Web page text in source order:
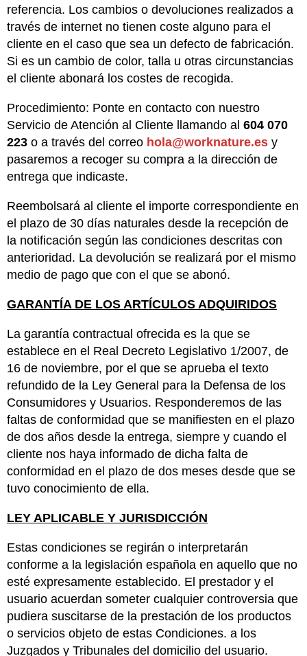
referencia. Los cambios o devoluciones realizados a
través de internet no tienen coste alguno para el
cliente en el caso que sea un defecto de fabricación.
Si es un cambio de color, talla u otras circunstancias
el cliente abonará los costes de recogida.
Procedimiento: Ponte en contacto con nuestro
Servicio de Atención al Cliente llamando al 604 070
223 o a través del correo hola@worknature.es y
pasaremos a recoger su compra a la dirección de
entrega que indicaste.
Reembolsará al cliente el importe correspondiente en
el plazo de 30 días naturales desde la recepción de
la notificación según las condiciones descritas con
anterioridad. La devolución se realizará por el mismo
medio de pago que con el que se abonó.
GARANTÍA DE LOS ARTÍCULOS ADQUIRIDOS
La garantía contractual ofrecida es la que se
establece en el Real Decreto Legislativo 1/2007, de
16 de noviembre, por el que se aprueba el texto
refundido de la Ley General para la Defensa de los
Consumidores y Usuarios. Responderemos de las
faltas de conformidad que se manifiesten en el plazo
de dos años desde la entrega, siempre y cuando el
cliente nos haya informado de dicha falta de
conformidad en el plazo de dos meses desde que se
tuvo conocimiento de ella.
LEY APLICABLE Y JURISDICCIÓN
Estas condiciones se regirán o interpretarán
conforme a la legislación española en aquello que no
esté expresamente establecido. El prestador y el
usuario acuerdan someter cualquier controversia que
pudiera suscitarse de la prestación de los productos
o servicios objeto de estas Condiciones. a los
Juzgados y Tribunales del domicilio del usuario.